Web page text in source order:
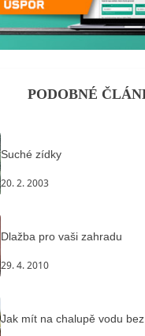
PODOBNÉ
Suché zídky
20. 2. 2003
Dlažba pro vaši zahradu
29. 4. 2010
Jak mít na chalupě vodu